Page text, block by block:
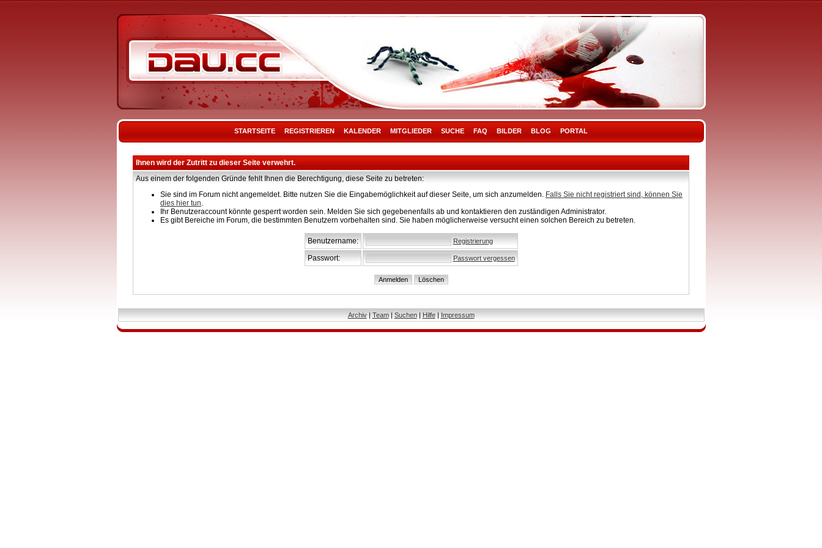
STARTSEITE REGISTRIEREN KALENDER MITGLIEDER SUCHE FAQ BILDER BLOG PORTAL
Ihnen wird der Zutritt zu dieser Seite verwehrt.
Aus einem der folgenden Gründe fehlt Ihnen die Berechtigung, diese Seite zu betreten:
Sie sind im Forum nicht angemeldet. Bitte nutzen Sie die Eingabemöglichkeit auf dieser Seite, um sich anzumelden. Falls Sie nicht registriert sind, können Sie
dies hier tun.
Ihr Benutzeraccount könnte gesperrt worden sein. Melden Sie sich gegebenenfalls ab und kontaktieren den zuständigen Administrator.
Es gibt Bereiche im Forum, die bestimmten Benutzern vorbehalten sind. Sie haben möglicherweise versucht einen solchen Bereich zu betreten.
Benutzername: Registrierung
Passwort: Passwort vergessen
Archiv| Team| Suchen| Hilfe| Impressum